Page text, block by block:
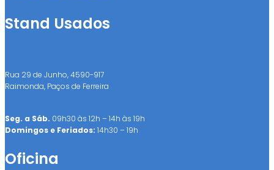
Stand Usados
Rua 29 de Junho, 4590-917
Raimonda, Paços de Ferreira
Seg. a Sáb. 09h30 às 12h – 14h às 19h
Domingos e Feriados: 14h30 – 19h
Oficina